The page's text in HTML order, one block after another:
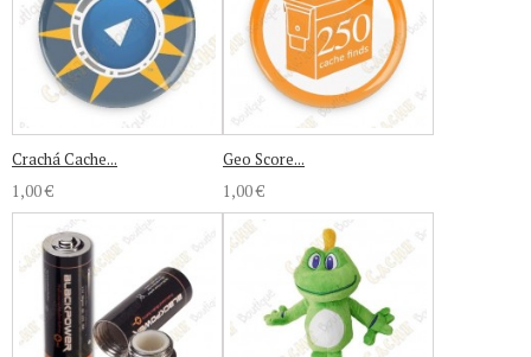
Crachá Cache...
1,00 €
Geo Score...
1,00 €